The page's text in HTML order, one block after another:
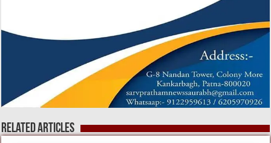
Related Articles